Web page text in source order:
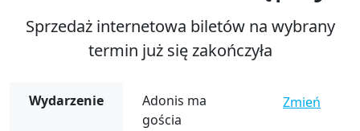
Sprzedaż internetowa biletów na wybrany
termin już się zakończyła
Wydarzenie
Adonis ma
gościa
Zmień